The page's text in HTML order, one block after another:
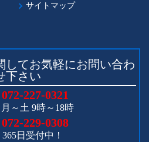
サイトマップ
してお気軽にお問い合わ
下さい
227-0321
～土 9時～18時
229-0308
日受付中！